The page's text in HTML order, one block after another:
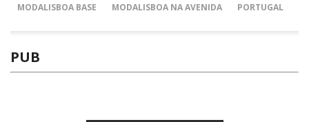
MODALISBOA BASE
MODALISBOA NA AVENIDA PORTUGAL
PUB